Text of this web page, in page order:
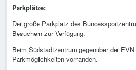
Parkplätze:
Der große Parkplatz des
Besuchern zur Verfügung.
Beim Südstadtzentrum gegenüber der
Parkmöglichkeiten vorhanden.